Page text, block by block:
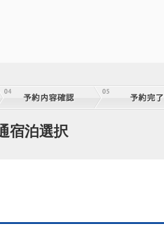
宿泊選択